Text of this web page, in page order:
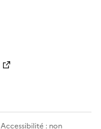
Accessibilité : non